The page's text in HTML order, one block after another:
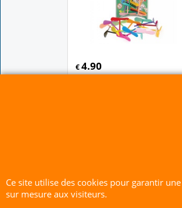
€4.90
CERF-VOLANT SERVICE 53 rue de Thubeauville
Ce site utilise des cookies pour garantir
sur mesure aux visiteurs.